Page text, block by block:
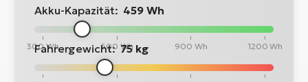
Akku-Kapazität: 459 Wh
300 Wh 600 Wh 900 Wh 1200 Wh
Fahrergewicht: 75 kg